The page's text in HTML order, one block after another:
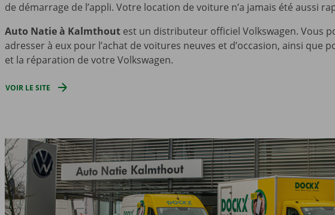
de démarrage de l’appli. Votre location de voiture n’a jamais été aussi
Auto Natie à Kalmthoutest un distributeur officiel Volkswagen. Vous
adresser à eux pour l’achat de voitures neuves et d’occasion, ainsi que
et la réparation de votre Volkswagen.
VOIR LE SITE